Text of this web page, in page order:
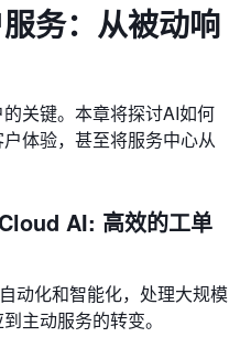
务：从被动响
关键。本章将探讨AI如何
体验，甚至将服务中心从
AI: 高效的工单
动化和智能化，处理大规模
主动服务的转变。